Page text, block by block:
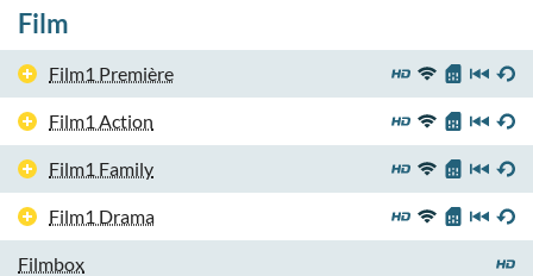
Film
Film1 Première
Film1 Action
Film1 Family
Film1 Drama
Filmbox